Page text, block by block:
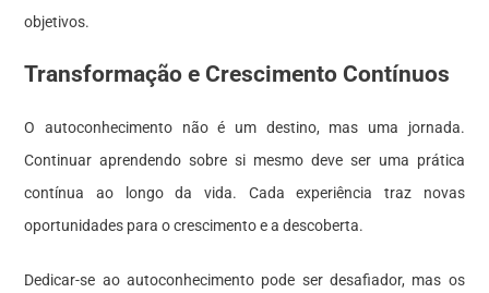
objetivos.
Transformação e Crescimento Contínuos
O autoconhecimento não é um destino, mas uma jornada.
Continuar aprendendo sobre si mesmo deve ser uma prática
contínua ao longo da vida. Cada experiência traz novas
oportunidades para o crescimento e a descoberta.
Dedicar-se ao autoconhecimento pode ser desafiador, mas os